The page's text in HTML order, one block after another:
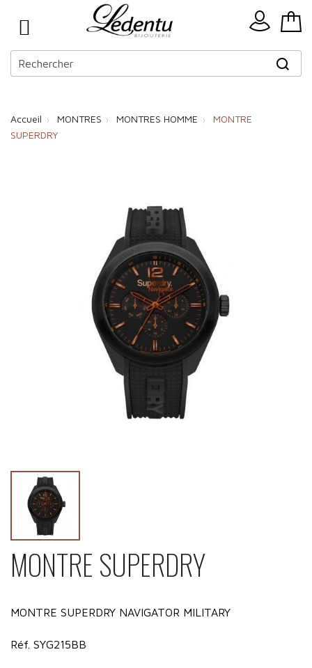
Accueil MONTRES MONTRES HOMME
MONTRE
SUPERDRY
MONTRE SUPERDRY
MONTRE SUPERDRY NAVIGATOR MILITARY
Réf. SYG215BB